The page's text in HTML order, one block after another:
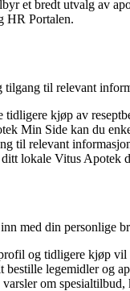
et bredt utvalg av
HR Portalen.
til relevant
kjøp av
Min Side kan du
til relevant
lokale Vitus Apotek
med din personlige
og tidligere kjøp vil
bestille legemidler og
om spesialtilbud,